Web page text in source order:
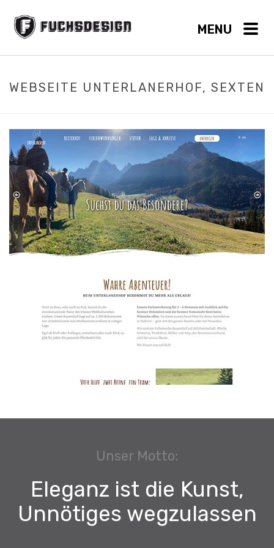
WEBSEITE UNTERLANERHOF, SEXTEN
Unser Motto:
Eleganz ist die Kunst,
Unnötiges wegzulassen